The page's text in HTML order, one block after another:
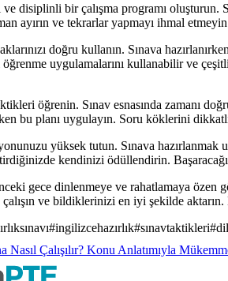
disiplinli bir çalışma programı oluşturun.
ayırın ve tekrarlar yapmayı ihmal
doğru kullanın. Sınava
öğrenme uygulamalarını kullanabilir ve
öğrenin. Sınav esnasında zamanı
bu planı uygulayın. Soru köklerini
yüksek tutun. Sınava
kendinizi ödüllendirin.
gece dinlenmeye ve rahatlamaya özen
ve bildiklerinizi en iyi şekilde aktarın.
#ingilizcehazırlık#sınavtaktikleri#
Nasıl Çalışılır? Konu Anlatımıyla